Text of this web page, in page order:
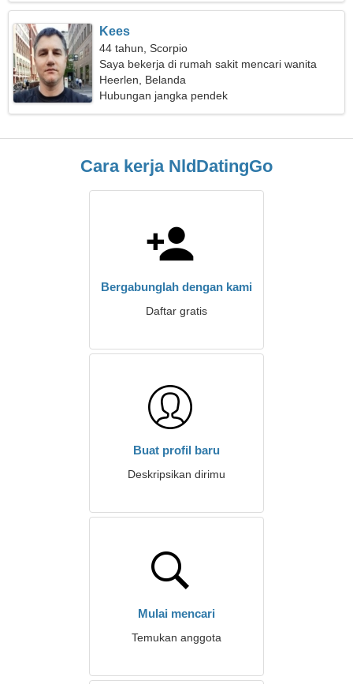
Kees
44 tahun, Scorpio
Saya bekerja di rumah sakit mencari wanita
yang menggoda
Heerlen, Belanda
Hubungan jangka pendek
Cara kerja NldDatingGo
Bergabunglah dengan kami
Daftar gratis
Buat profil baru
Deskripsikan dirimu
Mulai mencari
Temukan anggota